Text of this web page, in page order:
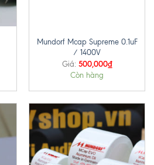
Mundorf Mcap Supreme 0.1uF
/ 1400V
Giá: 500,000₫
Còn hàng